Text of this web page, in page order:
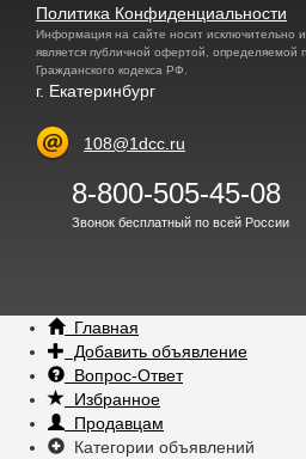
Политика Конфиденциальности
Информация на сайте носит исключительно
является публичной офертой, определяемой
Гражданского кодекса РФ.
г. Екатеринбург
108@1dcc.ru
8-800-505-45-08
Звонок бесплатный по всей России
Главная
Добавить объявление
Вопрос-Ответ
Избранное
Продавцам
Категории объявлений